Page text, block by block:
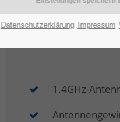
Die 1,4GHz-
problemlos mit
1.4GHz-
Datenschutzerklärung Impressum